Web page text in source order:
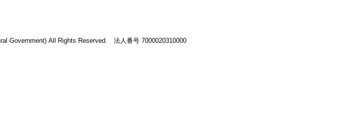
Government) All Rights Reserved. 法人番号 7000020310000